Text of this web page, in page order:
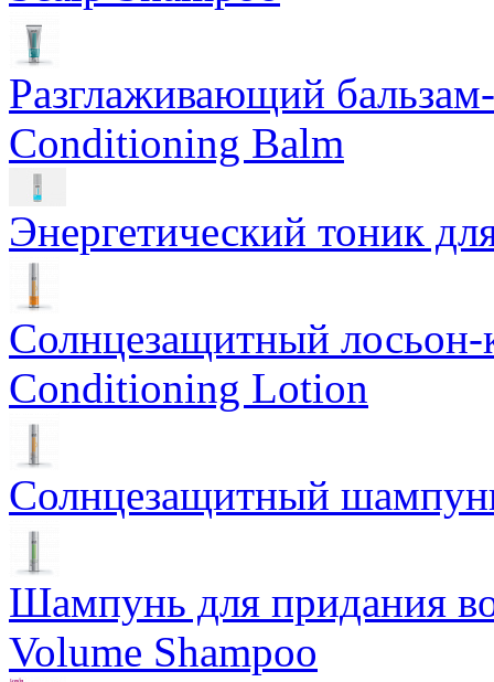
Разглаживающий
Conditioning Balm
Энергетический тоник
Солнцезащитный
Conditioning Lotion
Солнцезащитный
Шампунь для придания
Volume Shampoo